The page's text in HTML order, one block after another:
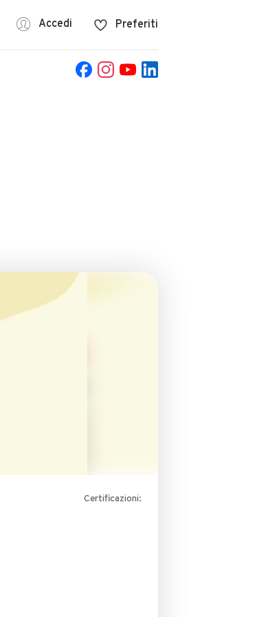
Accedi Preferiti
Certificazioni: